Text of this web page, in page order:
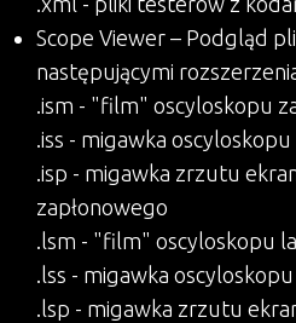
Scope Viewer – Podgląd
następującymi
.ism - "film" oscyloskopu
.iss - migawka
.isp - migawka zrzutu
zapłonowego
.lsm - "film" oscyloskopu
.lss - migawka
.lsp - migawka zrzutu